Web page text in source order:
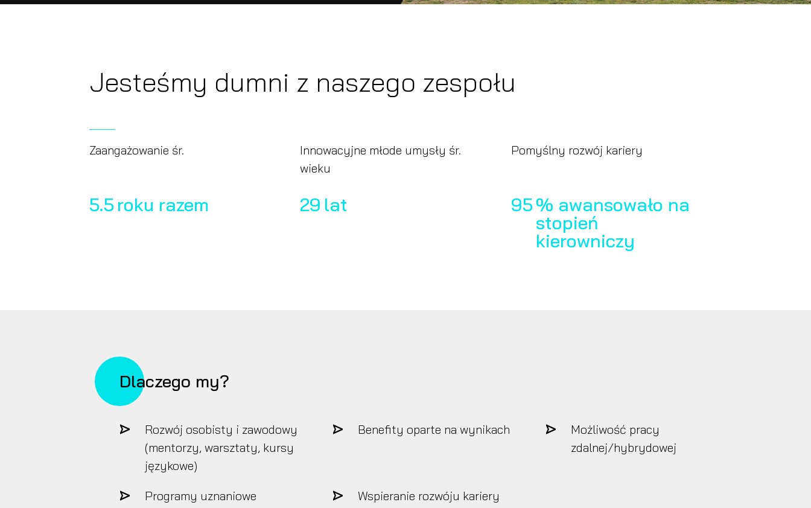
Jesteśmy dumni z naszego zespołu
Zaangażowanie śr.
5.5 roku razem
Innowacyjne młode umysły śr.
wieku
29 lat
Pomyślny rozwój kariery
95% awansowało na
stopień
kierowniczy
Dlaczego my?
Rozwój osobisty i zawodowy
(mentorzy, warsztaty, kursy
językowe)
Benefity oparte na wynikach
Możliwość pracy
zdalnej/hybrydowej
Programy uznaniowe Wspieranie rozwóju kariery